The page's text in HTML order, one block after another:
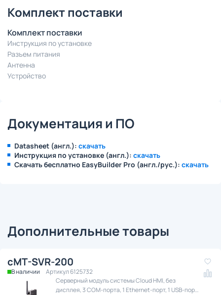
Комплект поставки
Комплект поставки
Инструкция по установке
Разъем питания
Антенна
Устройство
Документация и ПО
Datasheet (англ.): скачать
Инструкция по установке (англ.): скачать
Скачать бесплатно EasyBuilder Pro (англ./рус.): скачать
Дополнительные товары
cMT-SVR-200
В наличии
Артикул 6125732
Серверный модуль системы Cloud HMI, без
дисплея, 3 COM-порта, 1 Ethernet-порт, 1 USB-порт,